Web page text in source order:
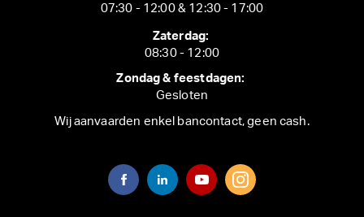
07:30 - 12:00 & 12:30 - 17:00
Zaterdag:
08:30 - 12:00
Zondag & feestdagen:
Gesloten
Wij aanvaarden enkel bancontact, geen cash.